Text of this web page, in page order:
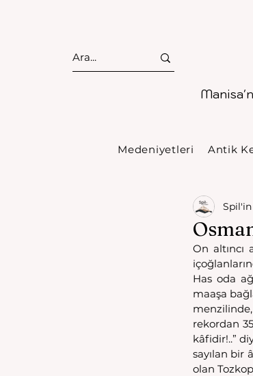
Medeniyetleri Antik
Spil'in
On altıncı
Has oda
maaşa
rekordan
kâfidir!..”
sayılan bir
olan